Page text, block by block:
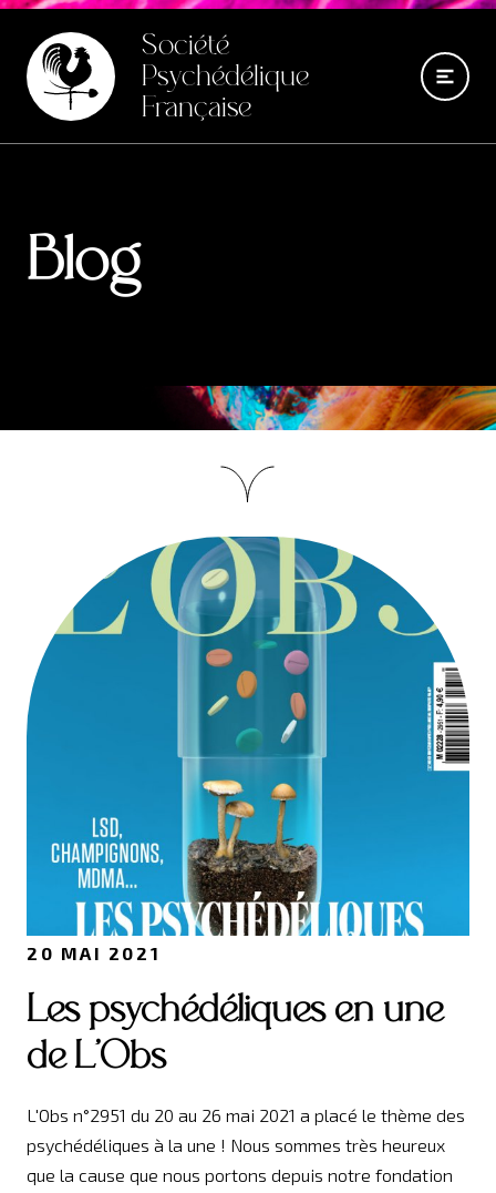
Société
Psychédélique
Française
Blog
20 MAI 2021
Les psychédéliques en une
de L'Obs
L'Obs n°2951 du 20 au 26 mai 2021 a placé le thème des
psychédéliques à la une ! Nous sommes très heureux
que la cause que nous portons depuis notre fondation